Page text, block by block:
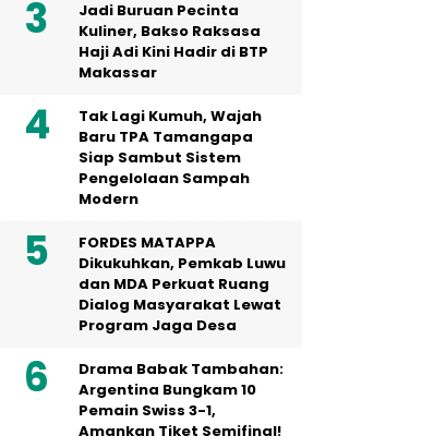
Jadi Buruan Pecinta
Kuliner, Bakso Raksasa
Haji Adi Kini Hadir di BTP
Makassar
Tak Lagi Kumuh, Wajah
Baru TPA Tamangapa
Siap Sambut Sistem
Pengelolaan Sampah
Modern
FORDES MATAPPA
Dikukuhkan, Pemkab Luwu
dan MDA Perkuat Ruang
Dialog Masyarakat Lewat
Program Jaga Desa
Drama Babak Tambahan:
Argentina Bungkam 10
Pemain Swiss 3-1,
Amankan Tiket Semifinal!